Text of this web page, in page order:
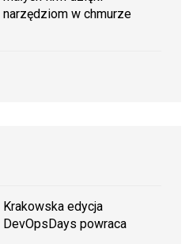
narzędziom w chmurze
Krakowska edycja
DevOpsDays powraca